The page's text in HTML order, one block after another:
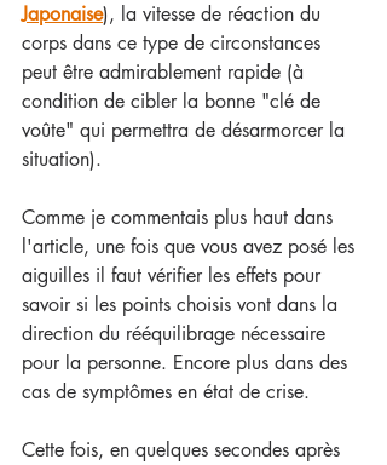
Japonaise), la vitesse de réaction du
corps dans ce type de circonstances
peut être admirablement rapide (à
condition de cibler la bonne "clé de
voûte" qui permettra de désarmorcer la
situation).
Comme je commentais plus haut dans
l'article, une fois que vous avez posé les
aiguilles il faut vérifier les effets pour
savoir si les points choisis vont dans la
direction du rééquilibrage nécessaire
pour la personne. Encore plus dans des
cas de symptômes en état de crise.
Cette fois, en quelques secondes après